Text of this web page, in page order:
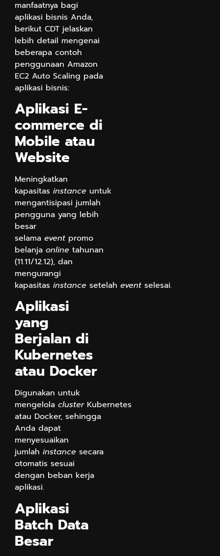
manfaatnya bagi
aplikasi bisnis Anda,
berikut CDT jelaskan
lebih detail mengenai
beberapa contoh
penggunaan Amazon
EC2 Auto Scaling pada
aplikasi bisnis:
Aplikasi E-
commerce di
Mobile atau
Website
Meningkatkan
kapasitas instance untuk
mengantisipasi jumlah
pengguna yang lebih
besar
selama event promo
belanja online tahunan
(11.11/12.12), dan
mengurangi
kapasitas instance setelah event selesai.
Aplikasi
yang
Berjalan di
Kubernetes
atau Docker
Digunakan untuk
mengelola clusterKubernetes
atau Docker, sehingga
Anda dapat
menyesuaikan
jumlah instance secara
otomatis sesuai
dengan beban kerja
aplikasi.
Aplikasi
Batch Data
Besar